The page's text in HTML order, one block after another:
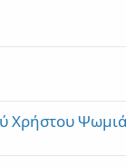
Χρήστου